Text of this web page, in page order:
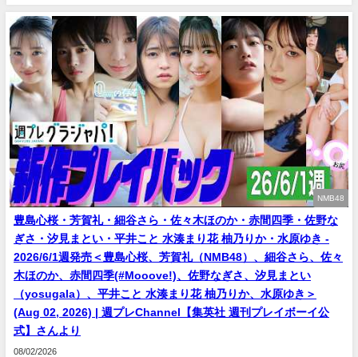
NMB48
豊島心桜・芳賀礼・細谷さら・佐々木ほのか・赤間四季・佐野な
ぎさ・汐見まとい・平井こと 水湊まり花 柚乃りか・水原ゆき -
2026/6/1週発売＜豊島心桜、芳賀礼（NMB48）、細谷さら、佐々
木ほのか、赤間四季(#Mooove!)、佐野なぎさ、汐見まとい
（yosugala）、平井こと 水湊まり花 柚乃りか、水原ゆき＞
(Aug 02, 2026) | 週プレChannel【集英社 週刊プレイボーイ公
式】さんより
08/02/2026